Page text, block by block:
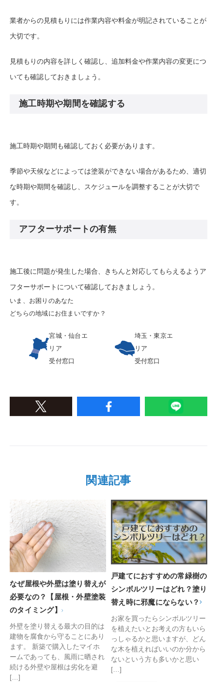
業者からの見積もりには作業内容や料金が明記されていることが
大切です。
見積もりの内容を詳しく確認し、追加料金や作業内容の変更につ
いても確認しておきましょう。
施工時期や期間を確認する
施工時期や期間も確認しておく必要があります。
季節や天候などによっては塗装ができない場合があるため、適切
な時期や期間を確認し、スケジュールを調整することが大切で
す。
アフターサポートの有無
施工後に問題が発生した場合、きちんと対応してもらえるようア
フターサポートについて確認しておきましょう。
いま、お困りのあなた
どちらの地域にお住まいですか？
宮城・仙台エ
リア
受付窓口
埼玉・東京エ
リア
受付窓口
関連記事
なぜ屋根や外壁は塗り替えが
必要なの？【屋根・外壁塗装
のタイミング】
外壁を塗り替える最大の目的は
建物を腐食から守ることにあり
ます。 新築で購入したマイホ
ームであっても、風雨に晒され
続ける外壁や屋根は劣化を避
[…]
戸建てにおすすめの常緑樹の
シンボルツリーはどれ？塗り
替え時に邪魔にならない？
お家を買ったらシンボルツリー
を植えたいとお考えの方もいら
っしゃるかと思いますが、どん
な木を植えればいいのか分から
ないという方も多いかと思い
[…]